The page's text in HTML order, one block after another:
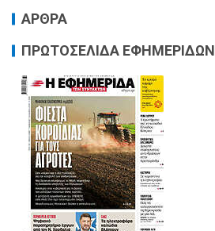
ΑΡΘΡΑ
ΠΡΩΤΟΣΕΛΙΔΑ ΕΦΗΜΕΡΙΔΩΝ